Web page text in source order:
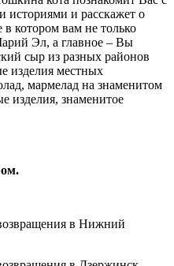
историями и расскажет о
в котором вам не только
Эл, а главное – Вы
сыр из разных районов
изделия местных
мармелад на знаменитом
изделия, знаменитое
в Нижний